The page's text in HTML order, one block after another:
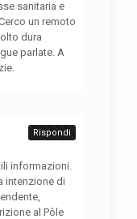
sanitaria e
un remoto
dura
parlate. A
informazioni.
intenzione di
al Pôle
Rispondi